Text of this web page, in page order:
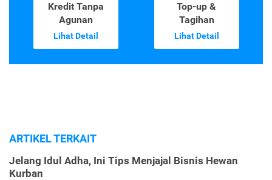
Kredit Tanpa
Agunan
Lihat Detail
Top-up &
Tagihan
Lihat Detail
ARTIKEL TERKAIT
Jelang Idul Adha, Ini Tips Menjajal Bisnis Hewan
Kurban